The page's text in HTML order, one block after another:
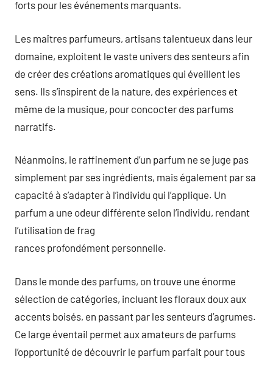
forts pour les événements marquants.
Les maîtres parfumeurs, artisans talentueux dans leur
domaine, exploitent le vaste univers des senteurs afin
de créer des créations aromatiques qui éveillent les
sens. Ils s’inspirent de la nature, des expériences et
même de la musique, pour concocter des parfums
narratifs.
Néanmoins, le raffinement d’un parfum ne se juge pas
simplement par ses ingrédients, mais également par sa
capacité à s’adapter à l’individu qui l’applique. Un
parfum a une odeur différente selon l’individu, rendant
l’utilisation de frag
rances profondément personnelle.
Dans le monde des parfums, on trouve une énorme
sélection de catégories, incluant les floraux doux aux
accents boisés, en passant par les senteurs d’agrumes.
Ce large éventail permet aux amateurs de parfums
l’opportunité de découvrir le parfum parfait pour tous